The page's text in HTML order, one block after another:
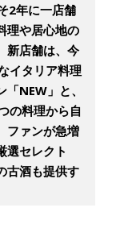
2年に一店舗
理や居心地の
新店舗は、今
イタリア料理
NEW」と、
の料理から自
ファンが急増
選セレクト
古酒も提供す